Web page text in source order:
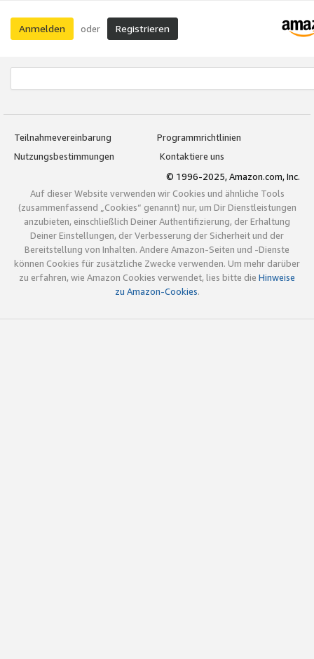
Anmelden oder Registrieren
Teilnahmevereinbarung
Programmrichtlinien
Nutzungsbestimmungen
Kontaktiere uns
© 1996-2025, Amazon.com, Inc.
Auf dieser Website verwenden wir Cookies und ähnliche Tools
(zusammenfassend „Cookies“ genannt) nur, um Dir Dienstleistungen
anzubieten, einschließlich Deiner Authentifizierung, der Erhaltung
Deiner Einstellungen, der Verbesserung der Sicherheit und der
Bereitstellung von Inhalten. Andere Amazon-Seiten und -Dienste
können Cookies für zusätzliche Zwecke verwenden. Um mehr darüber
zu erfahren, wie Amazon Cookies verwendet, lies bitte die Hinweise
zu Amazon-Cookies.